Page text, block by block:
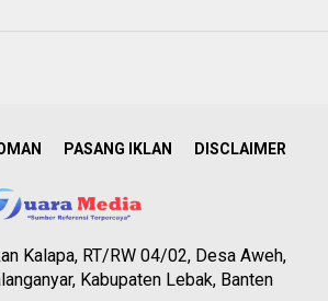
PASANG IKLAN DISCLAIMER
Kalapa, RT/RW 04/02, Desa Aweh,
Kabupaten Lebak, Banten